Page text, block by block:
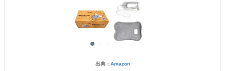
出典： Amazon